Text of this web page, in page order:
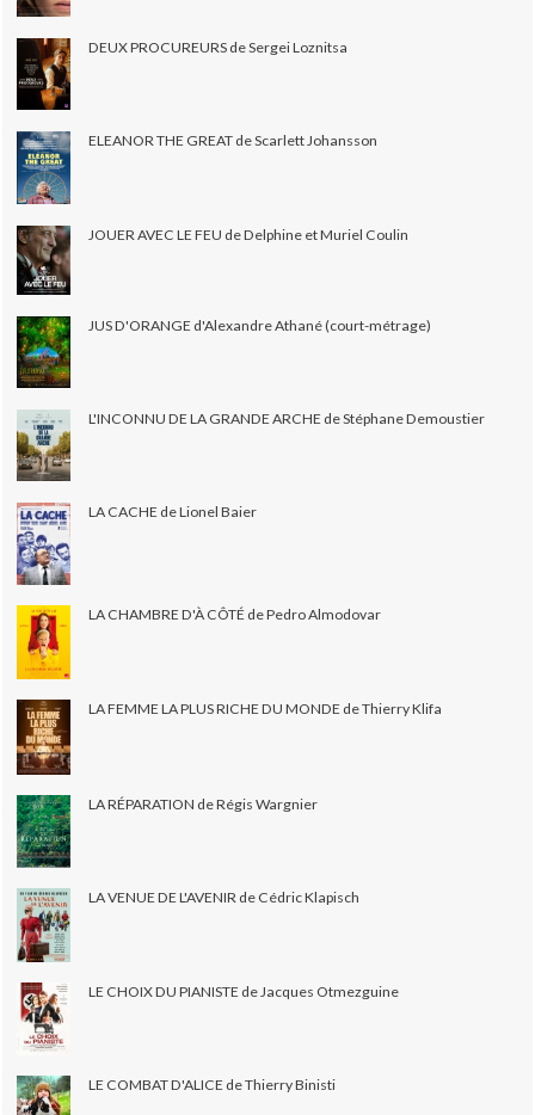
DEUX PROCUREURS de Sergei Loznitsa
ELEANOR THE GREAT de Scarlett Johansson
JOUER AVEC LE FEU de Delphine et Muriel Coulin
JUS D'ORANGE d'Alexandre Athané (court-métrage)
L'INCONNU DE LA GRANDE ARCHE de Stéphane Demoustier
LA CACHE de Lionel Baier
LA CHAMBRE D'À CÔTÉ de Pedro Almodovar
LA FEMME LA PLUS RICHE DU MONDE de Thierry Klifa
LA RÉPARATION de Régis Wargnier
LA VENUE DE L'AVENIR de Cédric Klapisch
LE CHOIX DU PIANISTE de Jacques Otmezguine
LE COMBAT D'ALICE de Thierry Binisti